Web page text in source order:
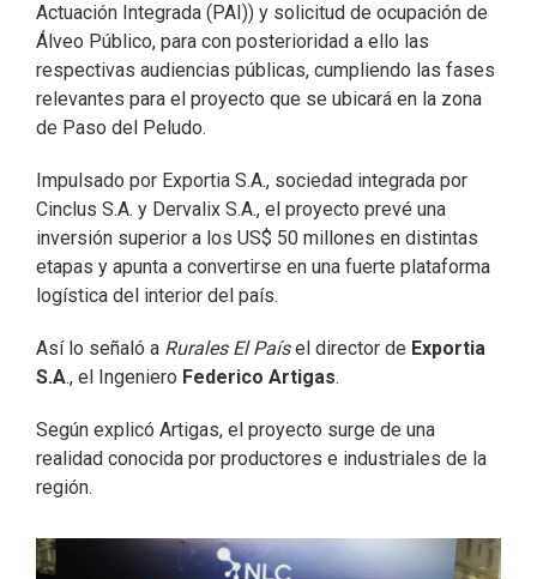
Actuación Integrada (PAI)) y solicitud de ocupación de
Álveo Público, para con posterioridad a ello las
respectivas audiencias públicas, cumpliendo las fases
relevantes para el proyecto que se ubicará en la zona
de Paso del Peludo.
Impulsado por Exportia S.A., sociedad integrada por
Cinclus S.A. y Dervalix S.A., el proyecto prevé una
inversión superior a los US$ 50 millones en distintas
etapas y apunta a convertirse en una fuerte plataforma
logística del interior del país.
Así lo señaló a Rurales El Paísel director de Exportia
S.A., el Ingeniero Federico Artigas.
Según explicó Artigas, el proyecto surge de una
realidad conocida por productores e industriales de la
región.